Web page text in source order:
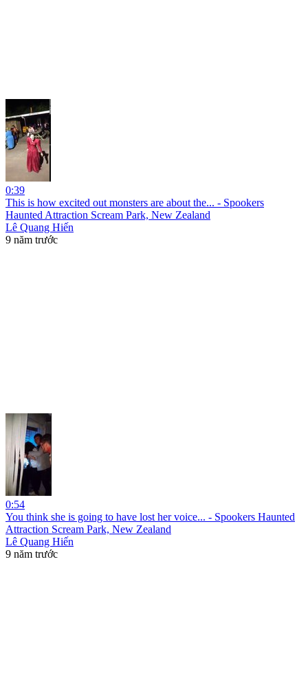
0:39
This is how excited out monsters are about the... - Spookers
Haunted Attraction Scream Park, New Zealand
Lê Quang Hiến
9 năm trước
0:54
You think she is going to have lost her voice... - Spookers Haunted
Attraction Scream Park, New Zealand
Lê Quang Hiến
9 năm trước